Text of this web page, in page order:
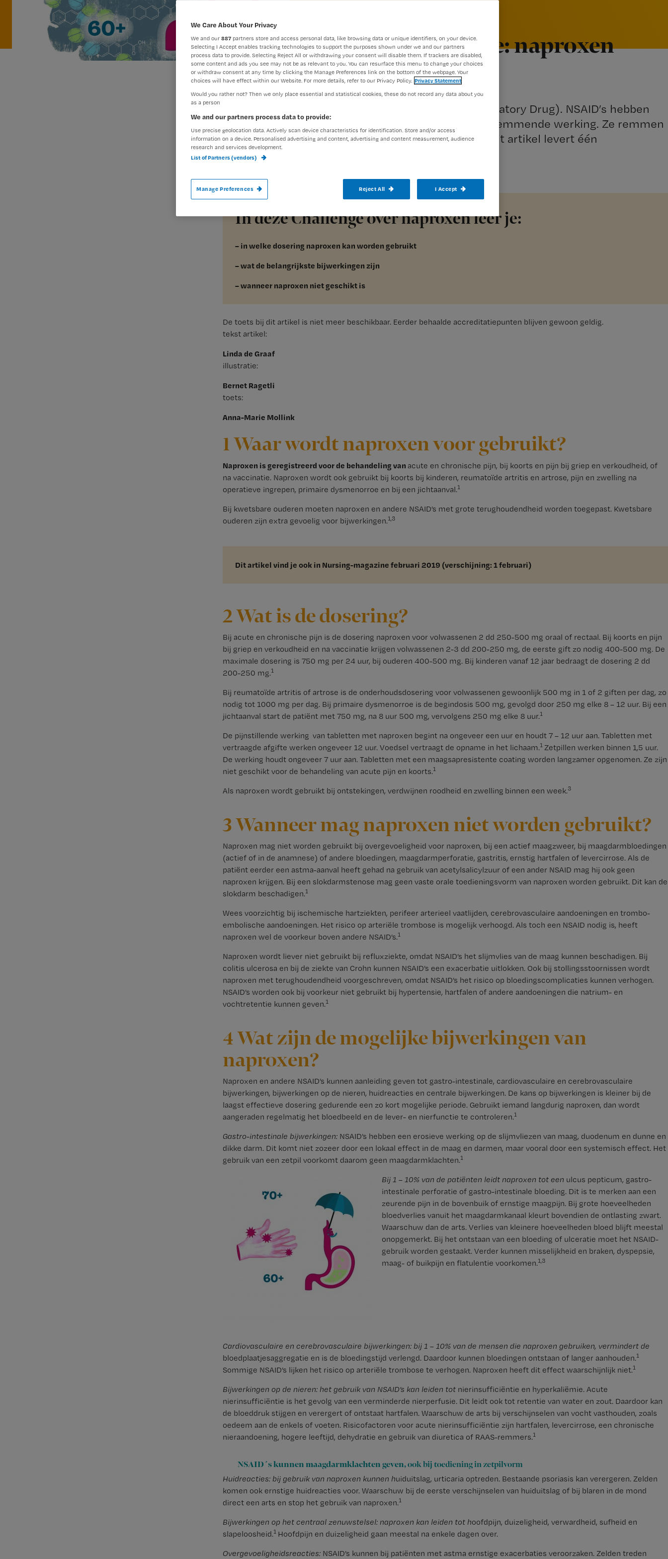
Nursing Challenge: naproxen
Naproxen is een NSAID (Non Steroïdal Anti-Inflammatory Drug). NSAID’s hebben
een pijnstillende, koortsverlagende en ontstekingsremmende werking. Ze remmen
bovendien de trombocytenaggregatie.De toets bij dit artikel levert één
accreditatiepunt op.
In deze Challenge over naproxen leer je:
– in welke dosering naproxen kan worden gebruikt
– wat de belangrijkste bijwerkingen zijn
– wanneer naproxen niet geschikt is
De toets bij dit artikel is niet meer beschikbaar. Eerder behaalde accreditatiepunten blijven gewoon geldig.
tekst artikel:
Linda de Graaf
illustratie:
Bernet Ragetli
toets:
Anna-Marie Mollink
1 Waar wordt naproxen voor gebruikt?
Naproxen is geregistreerd voor de behandeling van acute en chronische pijn, bij koorts en pijn bij griep en verkoudheid, of
na vaccinatie. Naproxen wordt ook gebruikt bij koorts bij kinderen, reumatoïde artritis en artrose, pijn en zwelling na
operatieve ingrepen, primaire dysmenorroe en bij een jichtaanval.1
Bij kwetsbare ouderen moeten naproxen en andere NSAID’s met grote terughoudendheid worden toegepast. Kwetsbare
ouderen zijn extra gevoelig voor bijwerkingen.1,3
Dit artikel vind je ook in Nursing-magazine februari 2019 (verschijning: 1 februari)
2 Wat is de dosering?
Bij acute en chronische pijn is de dosering naproxen voor volwassenen 2 dd 250-500 mg oraal of rectaal. Bij koorts en pijn
bij griep en verkoudheid en na vaccinatie krijgen volwassenen 2-3 dd 200-250 mg, de eerste gift zo nodig 400-500 mg. De
maximale dosering is 750 mg per 24 uur, bij ouderen 400-500 mg. Bij kinderen vanaf 12 jaar bedraagt de dosering 2 dd
200-250 mg.1
Bij reumatoïde artritis of artrose is de onderhoudsdosering voor volwassenen gewoonlijk 500 mg in 1 of 2 giften per dag, zo
nodig tot 1000 mg per dag. Bij primaire dysmenorroe is de begindosis 500 mg, gevolgd door 250 mg elke 8 – 12 uur. Bij een
jichtaanval start de patiënt met 750 mg, na 8 uur 500 mg, vervolgens 250 mg elke 8 uur.1
De pijnstillende werking van tabletten met naproxen begint na ongeveer een uur en houdt 7 – 12 uur aan. Tabletten met
vertraagde afgifte werken ongeveer 12 uur. Voedsel vertraagt de opname in het lichaam.1 Zetpillen werken binnen 1,5 uur.
De werking houdt ongeveer 7 uur aan. Tabletten met een maagsapresistente coating worden langzamer opgenomen. Ze zijn
niet geschikt voor de behandeling van acute pijn en koorts.1
Als naproxen wordt gebruikt bij ontstekingen, verdwijnen roodheid en zwelling binnen een week.3
3 Wanneer mag naproxen niet worden gebruikt?
Naproxen mag niet worden gebruikt bij overgevoeligheid voor naproxen, bij een actief maagzweer, bij maagdarmbloedingen
(actief of in de anamnese) of andere bloedingen, maagdarmperforatie, gastritis, ernstig hartfalen of levercirrose. Als de
patiënt eerder een astma-aanval heeft gehad na gebruik van acetylsalicylzuur of een ander NSAID mag hij ook geen
naproxen krijgen. Bij een slokdarmstenose mag geen vaste orale toedieningsvorm van naproxen worden gebruikt. Dit kan de
slokdarm beschadigen.1
Wees voorzichtig bij ischemische hartziekten, perifeer arterieel vaatlijden, cerebrovasculaire aandoeningen en trombo-
embolische aandoeningen. Het risico op arteriële trombose is mogelijk verhoogd. Als toch een NSAID nodig is, heeft
naproxen wel de voorkeur boven andere NSAID’s.1
Naproxen wordt liever niet gebruikt bij refluxziekte, omdat NSAID’s het slijmvlies van de maag kunnen beschadigen. Bij
colitis ulcerosa en bij de ziekte van Crohn kunnen NSAID’s een exacerbatie uitlokken. Ook bij stollingsstoornissen wordt
naproxen met terughoudendheid voorgeschreven, omdat NSAID’s het risico op bloedingscomplicaties kunnen verhogen.
NSAID’s worden ook bij voorkeur niet gebruikt bij hypertensie, hartfalen of andere aandoeningen die natrium- en
vochtretentie kunnen geven.1
4 Wat zijn de mogelijke bijwerkingen van
naproxen?
Naproxen en andere NSAID’s kunnen aanleiding geven tot gastro-intestinale, cardiovasculaire en cerebrovasculaire
bijwerkingen, bijwerkingen op de nieren, huidreacties en centrale bijwerkingen. De kans op bijwerkingen is kleiner bij de
laagst effectieve dosering gedurende een zo kort mogelijke periode. Gebruikt iemand langdurig naproxen, dan wordt
aangeraden regelmatig het bloedbeeld en de lever- en nierfunctie te controleren.1
Gastro-intestinale bijwerkingen: NSAID’s hebben een erosieve werking op de slijmvliezen van maag, duodenum en dunne en
dikke darm. Dit komt niet zozeer door een lokaal effect in de maag en darmen, maar vooral door een systemisch effect. Het
gebruik van een zetpil voorkomt daarom geen maagdarmklachten.1
Bij 1 – 10% van de patiënten leidt naproxen tot een ulcus pepticum, gastro-
intestinale perforatie of gastro-intestinale bloeding. Dit is te merken aan een
zeurende pijn in de bovenbuik of ernstige maagpijn. Bij grote hoeveelheden
bloedverlies vanuit het maagdarmkanaal kleurt bovendien de ontlasting zwart.
Waarschuw dan de arts. Verlies van kleinere hoeveelheden bloed blijft meestal
onopgemerkt. Bij het ontstaan van een bloeding of ulceratie moet het NSAID-
gebruik worden gestaakt. Verder kunnen misselijkheid en braken, dyspepsie,
maag- of buikpijn en flatulentie voorkomen.1,3
Cardiovasculaire en cerebrovasculaire bijwerkingen: bij 1 – 10% van de mensen die naproxen gebruiken, vermindert de
bloedplaatjesaggregatie en is de bloedingstijd verlengd. Daardoor kunnen bloedingen ontstaan of langer aanhouden.1
Sommige NSAID’s lijken het risico op arteriële trombose te verhogen. Naproxen heeft dit effect waarschijnlijk niet.1
Bijwerkingen op de nieren: het gebruik van NSAID’s kan leiden tot nierinsufficiëntie en hyperkaliëmie. Acute
nierinsufficiëntie is het gevolg van een verminderde nierperfusie. Dit leidt ook tot retentie van water en zout. Daardoor kan
de bloeddruk stijgen en verergert of ontstaat hartfalen. Waarschuw de arts bij verschijnselen van vocht vasthouden, zoals
oedeem aan de enkels of voeten. Risicofactoren voor acute nierinsufficiëntie zijn hartfalen, levercirrose, een chronische
nieraandoening, hogere leeftijd, dehydratie en gebruik van diuretica of RAAS-remmers.1
NSAID´s kunnen maagdarmklachten geven,ook bij toediening in zetpilvorm
Huidreacties: bij gebruik van naproxen kunnen huiduitslag, urticaria optreden. Bestaande psoriasis kan verergeren. Zelden
komen ook ernstige huidreacties voor. Waarschuw bij de eerste verschijnselen van huiduitslag of bij blaren in de mond
direct een arts en stop het gebruik van naproxen.1
Bijwerkingen op het centraal zenuwstelsel: naproxen kan leiden tot hoofdpijn, duizeligheid, verwardheid, sufheid en
slapeloosheid.1 Hoofdpijn en duizeligheid gaan meestal na enkele dagen over.
Overgevoeligheidsreacties: NSAID’s kunnen bij patiënten met astma ernstige exacerbaties veroorzaken. Zelden treden
We Care About Your Privacy
We and our 887 partners store and access personal data, like browsing data or unique identifiers, on your device.
Selecting I Accept enables tracking technologies to support the purposes shown under we and our partners
process data to provide. Selecting Reject All or withdrawing your consent will disable them. If trackers are disabled,
some content and ads you see may not be as relevant to you. You can resurface this menu to change your choices
or withdraw consent at any time by clicking the Manage Preferences link on the bottom of the webpage. Your
choices will have effect within our Website. For more details, refer to our Privacy Policy. Privacy Statement
Would you rather not? Then we only place essential and statistical cookies, these do not record any data about you
as a person
We and our partners process data to provide:
Use precise geolocation data. Actively scan device characteristics for identification. Store and/or access
information on a device. Personalised advertising and content, advertising and content measurement, audience
research and services development.
List of Partners (vendors)
Manage Preferences Reject All I Accept